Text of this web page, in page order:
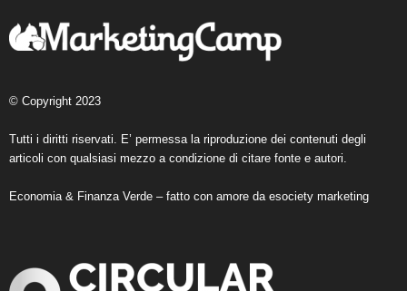
© Copyright 2023
Tutti i diritti riservati. E’ permessa la riproduzione dei contenuti degli
articoli con qualsiasi mezzo a condizione di citare fonte e autori.
Economia & Finanza Verde – fatto con amore da esociety marketing